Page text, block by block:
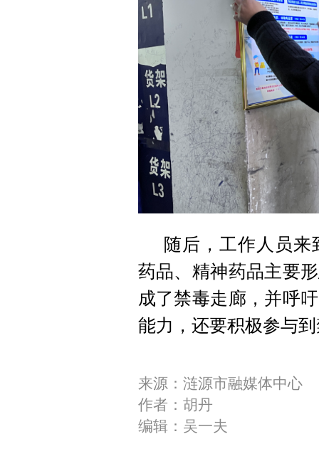
随后，工作人员
药品、精神药品主要
成了禁毒走廊，并呼
能力，还要积极参与
来源：涟源市融媒体中心
作者：胡丹
编辑：吴一夫